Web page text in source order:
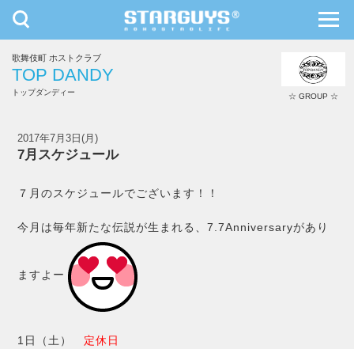
九州・沖縄 北海道・東北
toggle
navigation
歌舞伎町 ホストクラブ
TOP DANDY
トップダンディー ☆ GROUP ☆
2017年7月3日(月)
7月スケジュール
７月のスケジュールでございます！！
今月は毎年新たな伝説が生まれる、7.7Anniversaryがあり
ますよー
1日（土） 定休日